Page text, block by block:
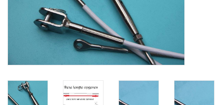
Staalkabel
Rvs Staalkabel spanner